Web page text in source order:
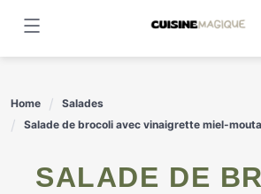
content
Home
Salades
Salade de brocoli avec vinaigrette miel-
SALADE DE BROCOLI